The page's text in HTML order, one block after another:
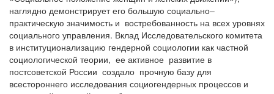
наглядно демонстрирует его большую социально–
практическую значимость и востребованность на всех уровнях
социального управления. Вклад Исследовательского комитета
в институционализацию гендерной социологии как частной
социологической теории, ее активное развитие в
постсоветской России создало прочную базу для
всестороннего исследования социогендерных процессов и